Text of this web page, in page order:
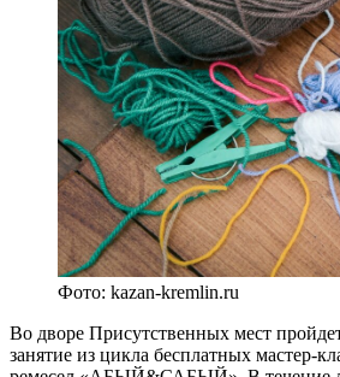
Фото: kazan-kremlin.ru
Во дворе Присутственных мест
занятие из цикла бесплатных мастер-